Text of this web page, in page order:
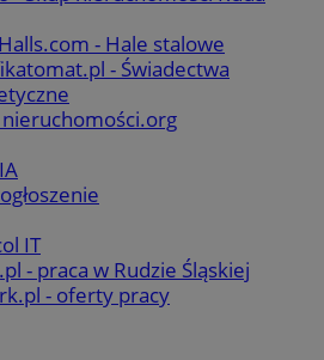
- Hale stalowe
- Świadectwa
nieruchomości.org
IT
- praca w Rudzie Śląskiej
- oferty pracy